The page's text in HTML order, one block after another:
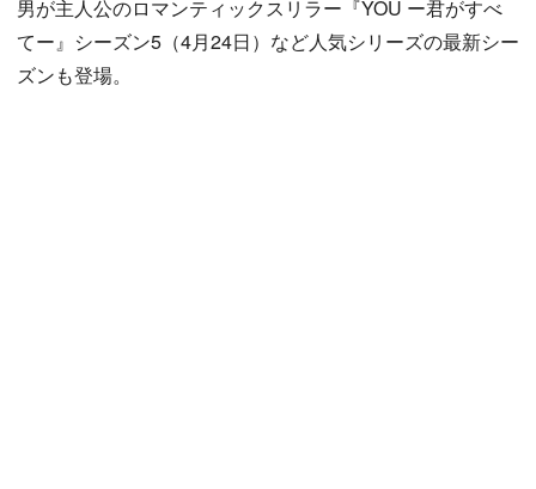
男が主人公のロマンティックスリラー『YOU ー君がすべ
てー』シーズン5（4月24日）など人気シリーズの最新シー
ズンも登場。